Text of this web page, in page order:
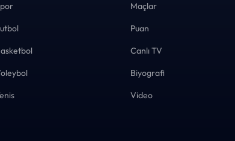
Maçlar
Puan
Canlı TV
Biyografi
Video